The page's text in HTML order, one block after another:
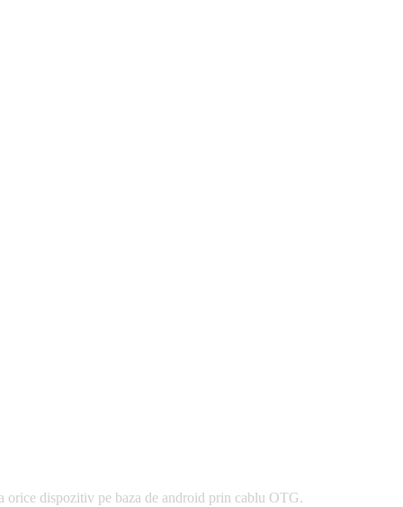
orice dispozitiv pe baza de android prin cablu OTG.